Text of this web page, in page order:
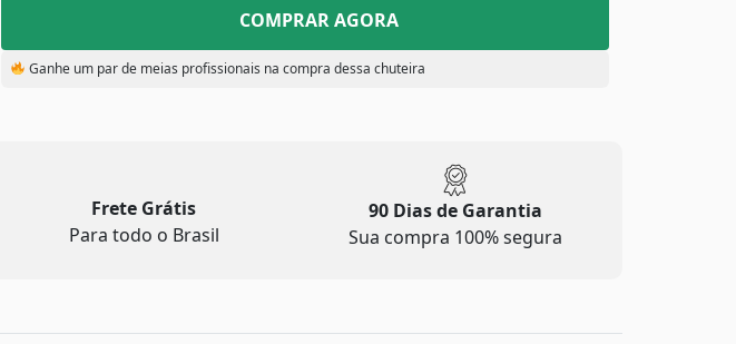
COMPRAR AGORA
Ganhe um par de meias profissionais na compra dessa chuteira
Frete Grátis
Para todo o Brasil
90 Dias de Garantia
Sua compra 100% segura